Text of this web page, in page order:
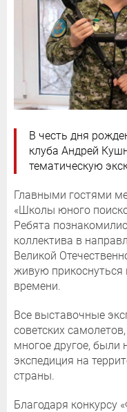
В честь дня
клуба Андрей
тематическую
Главными гостями
«Школы юного
Ребята
коллектива в
Великой
живую прикоснуться
времени.
Все выставочные
советских
многое другое, были
экспедиция на
страны.
Благодаря конкурсу